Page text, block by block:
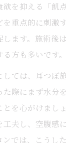
を抑える「飢
重点的に刺激
します。施術後
方も多いです。
ては、耳つぼ
た際にまず水分
とを心がけまし
夫し、空腹感
では、こうし